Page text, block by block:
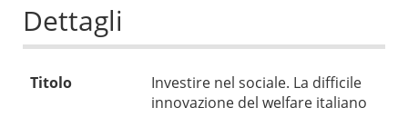
Dettagli
Titolo
Investire nel sociale. La difficile
innovazione del welfare italiano